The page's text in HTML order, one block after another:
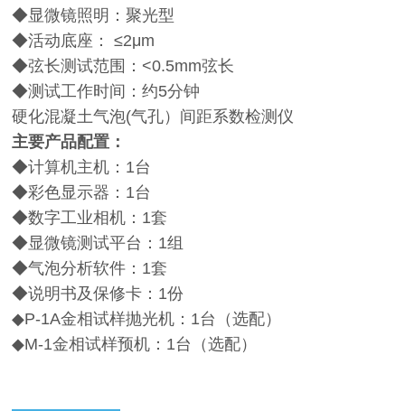
◆显微镜照明：聚光型
◆活动底座： ≤2μm
◆弦长测试范围： <0.5mm弦长
◆测试工作时间：约5分钟
硬化混凝土气泡(气孔）间距系数检测仪
主要产品配置：
◆计算机主机： 1台
◆彩色显示器： 1台
◆数字工业相机： 1套
◆显微镜测试平台： 1组
◆气泡分析软件： 1套
◆说明书及保修卡： 1份
◆P-1A金相试样抛光机： 1台（选配）
◆M-1金相试样预机： 1台（选配）